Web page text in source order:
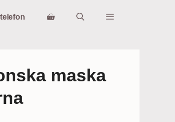
maska